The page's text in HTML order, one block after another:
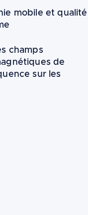
mobile et qualité
champs
de
sur les